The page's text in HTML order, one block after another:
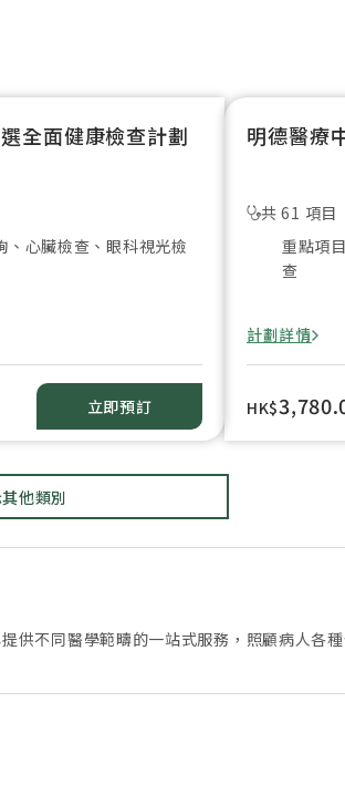
全面健康檢查計劃
、心臟檢查、眼科視光檢
立即預訂
明德醫療
共 61 項目
重點項
查
計劃詳情
HK$
他類別
不同醫學範疇的一站式服務，照顧病人各